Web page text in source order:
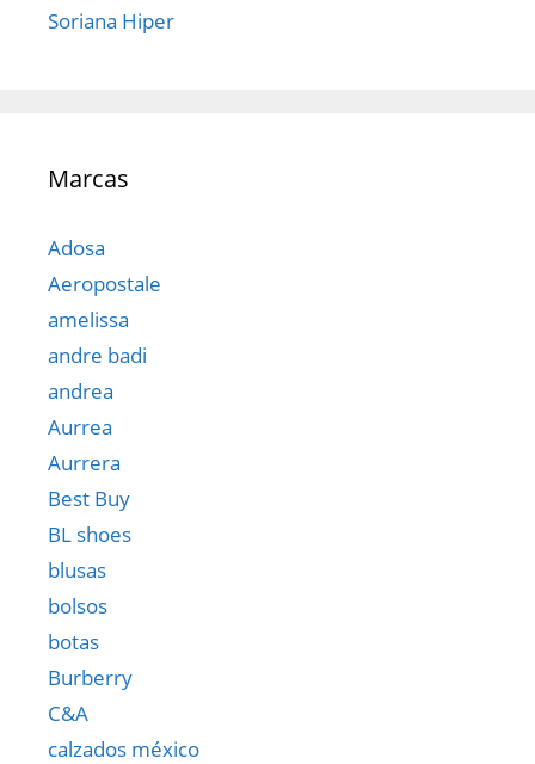
Soriana Hiper
Marcas
Adosa
Aeropostale
amelissa
andre badi
andrea
Aurrea
Aurrera
Best Buy
BL shoes
blusas
bolsos
botas
Burberry
C&A
calzados méxico